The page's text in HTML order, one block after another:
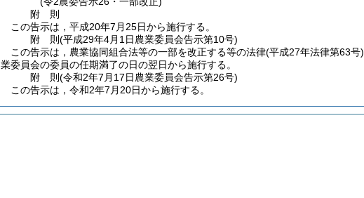
附 則
この告示は，平成20年7月25日から施行する。
附 則(平成29年4月1日農業委員会告示第10号)
この告示は，農業協同組合法等の一部を改正する等の法律(平成27年法律第63号)
業委員会の委員の任期満了の日の翌日から施行する。
附 則(令和2年7月17日農業委員会告示第26号)
この告示は，令和2年7月20日から施行する。